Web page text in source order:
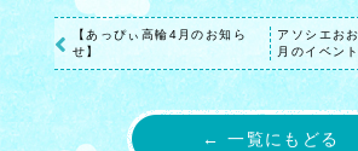
【あっぴぃ高輪4月のお知ら
せ】
アソシエお
月のイベント
← 一覧にもどる